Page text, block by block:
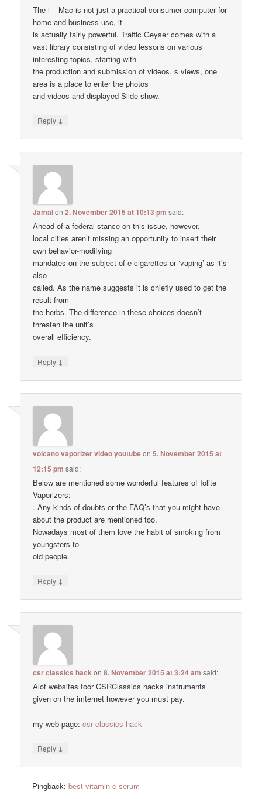
The i – Mac is not just a practical consumer computer for
home and business use, it
is actually fairly powerful. Traffic Geyser comes with a
vast library consisting of video lessons on various
interesting topics, starting with
the production and submission of videos. s views, one
area is a place to enter the photos
and videos and displayed Slide show.
Reply ↓
Jamalon2. November 2015 at 10:13 pm said:
Ahead of a federal stance on this issue, however,
local cities aren’t missing an opportunity to insert their
own behavior-modifying
mandates on the subject of e-cigarettes or ‘vaping’ as it’s
also
called. As the name suggests it is chiefly used to get the
result from
the herbs. The difference in these choices doesn’t
threaten the unit’s
overall efficiency.
Reply ↓
volcano vaporizer video youtubeon5. November 2015 at
12:15 pm said:
Below are mentioned some wonderful features of Iolite
Vaporizers:
. Any kinds of doubts or the FAQ’s that you might have
about the product are mentioned too.
Nowadays most of them love the habit of smoking from
youngsters to
old people.
Reply ↓
csr classics hackon8. November 2015 at 3:24 am said:
Alot websites foor CSRClassics hacks instruments
given on the imternet however you must pay.
my web page:csr classics hack
Reply ↓
Pingback:best vitamin c serum